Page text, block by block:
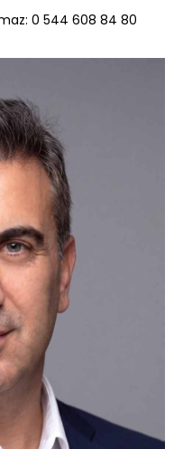
0 544 608 84 80